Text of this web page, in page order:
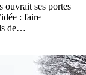
ouvrait ses portes
: faire
de…